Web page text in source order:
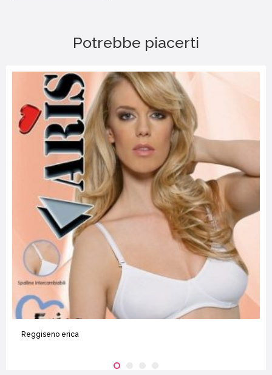
Potrebbe piacerti
Reggiseno erica